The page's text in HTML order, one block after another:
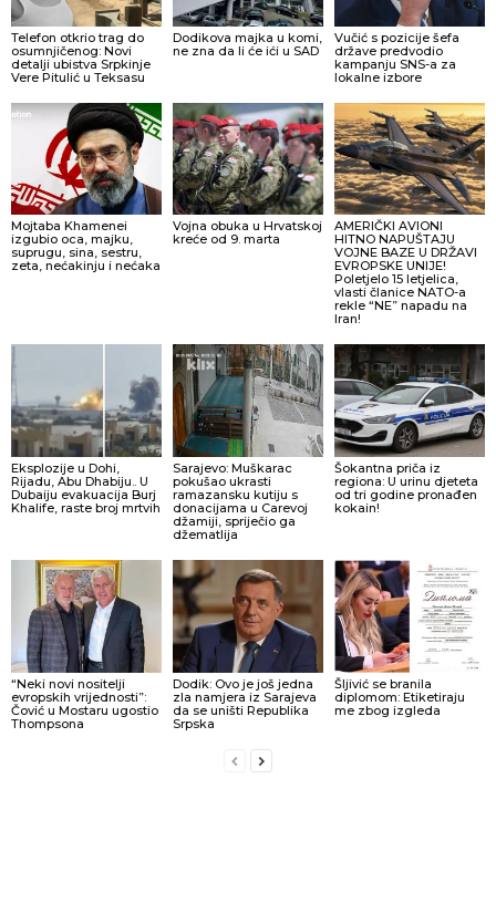
Telefon otkrio trag do
osumnjičenog: Novi
detalji ubistva Srpkinje
Vere Pitulić u Teksasu
Dodikova majka u komi,
ne zna da li će ići u SAD
Vučić s pozicije šefa
države predvodio
kampanju SNS-a za
lokalne izbore
Mojtaba Khamenei
izgubio oca, majku,
suprugu, sina, sestru,
zeta, nećakinju i nećaka
Vojna obuka u Hrvatskoj
kreće od 9. marta
AMERIČKI AVIONI
HITNO NAPUŠTAJU
VOJNE BAZE U DRŽAVI
EVROPSKE UNIJE!
Poletjelo 15 letjelica,
vlasti članice NATO-a
rekle “NE” napadu na
Iran!
Eksplozije u Dohi,
Rijadu, Abu Dhabiju.. U
Dubaiju evakuacija Burj
Khalife, raste broj mrtvih
Sarajevo: Muškarac
pokušao ukrasti
ramazansku kutiju s
donacijama u Carevoj
džamiji, spriječio ga
džematlija
Šokantna priča iz
regiona: U urinu djeteta
od tri godine pronađen
kokain!
“Neki novi nositelji
evropskih vrijednosti”:
Čović u Mostaru ugostio
Thompsona
Dodik: Ovo je još jedna
zla namjera iz Sarajeva
da se uništi Republika
Srpska
Šljivić se branila
diplomom: Etiketiraju
me zbog izgleda